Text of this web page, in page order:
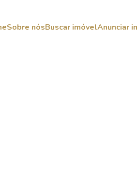
Sobre nósBuscar imóvelAnunciar